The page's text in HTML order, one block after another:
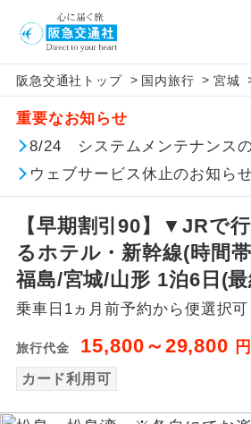
阪急交通社トップ > 国内旅行 > 宮城
重要なお知らせ
8/24 システムメンテナンスの
ウェブサービス休止のお知ら
【早期割引90】▼JRで
るホテル・新幹線(時間
福島/宮城/山形 1泊6日(
乗車日1ヵ月前予約から便選択
旅行代金 15,800～29,800 円
カード利用可
アイコン
添乗員同行
往路出発空港（
（駅）まで同行し
現地添乗員同
行
現地到着空港（
（駅）まで添乗
バスガイド乗
務
バスガイドが乗
があります。
世界遺産